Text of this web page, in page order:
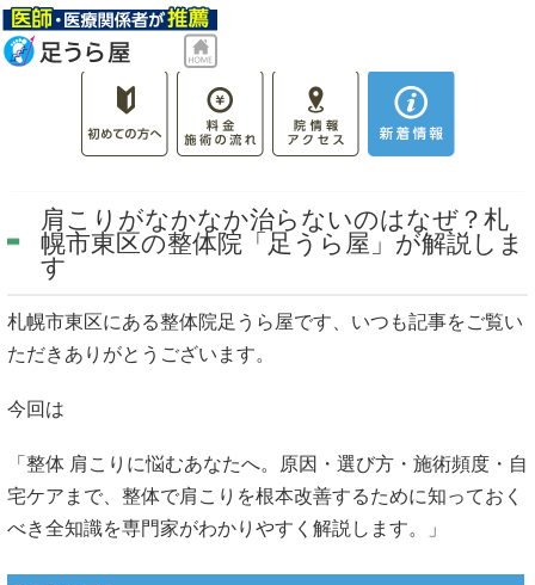
肩こりがなかなか治らないのはなぜ？札
幌市東区の整体院「足うら屋」が解説しま
す
札幌市東区にある整体院足うら屋です、いつも記事をご覧い
ただきありがとうございます。
今回は
「整体 肩こりに悩むあなたへ。原因・選び方・施術頻度・自
宅ケアまで、整体で肩こりを根本改善するために知っておく
べき全知識を専門家がわかりやすく解説します。」